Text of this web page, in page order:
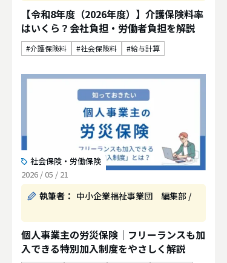
【令和8年度（2026年度）】介護保険料率
はいくら？会社負担・労働者負担を解説
介護保険料 社会保険料 給与計算
社会保険・労働保険
2026 / 05 / 21
執筆者： 中小企業福祉事業団 編集部 /
個人事業主の労災保険｜フリーランスも加
入できる特別加入制度をやさしく解説